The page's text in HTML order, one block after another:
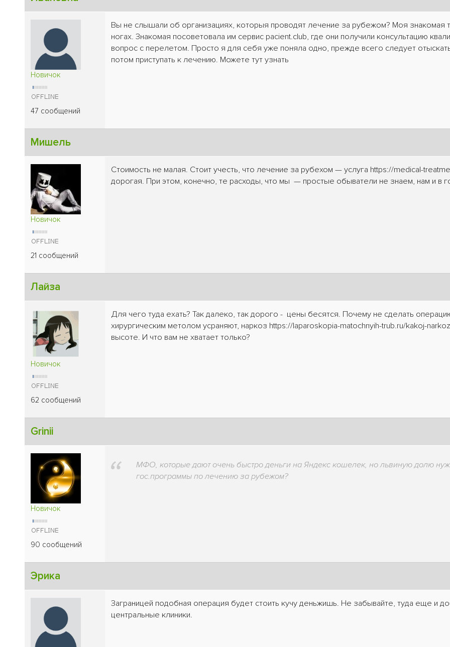
Новичок
47 сообщений
Вы не слышали об организациях, которыя проводят лечение за рубежом? Моя знакомая
ногах. Знакомая посоветовала им сервис pacient.club, где они получили консультацию
вопрос с перелетом. Просто я для себя уже поняла одно, прежде всего следует
потом приступать к лечению. Можете тут узнать
Мишель
Новичок
21 сообщений
Стоимость не малая. Стоит учесть, что лечение за рубехом — услуга https://medical-
дорогая. При этом, конечно, те расходы, что мы — простые обыватели не знаем, нам и в
Лайза
Новичок
62 сообщений
Для чего туда ехать? Так далеко, так дорого - цены бесятся. Почему не сделать
хирургическим метолом усраняют, наркоз https://laparoskopia-matochnyih-trub.ru/kakoj-
высоте. И что вам не хватает только?
Grinii
Новичок
90 сообщений
МФО, которые дают очень быстро деньги на Яндекс кошелек, но львиную долю
гос.программы по лечению за рубежом?
Эрика
Заграницей подобная операция будет стоить кучу деньжишь. Не забывайте, туда еще и
центральные клиники.